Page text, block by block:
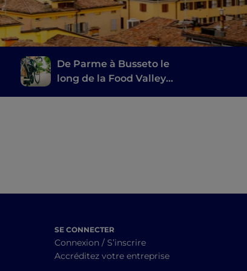
De Parme à Busseto le
long de la Food Valley
SE CONNECTER
Connexion / S’inscrire
Accréditez votre entreprise